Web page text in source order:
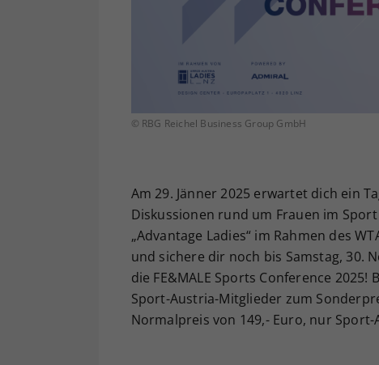
© RBG Reichel Business Group GmbH
Am 29. Jänner 2025 erwartet dich ein
Diskussionen rund um Frauen im
„Advantage Ladies“ im Rahmen des
und sichere dir noch bis Samstag, 30.
die FE&MALE Sports Conference
Sport-Austria-Mitglieder zum
Normalpreis von 149,- Euro, nur